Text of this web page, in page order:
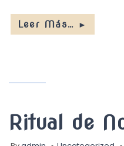
Leer Más… ►
Ritual de